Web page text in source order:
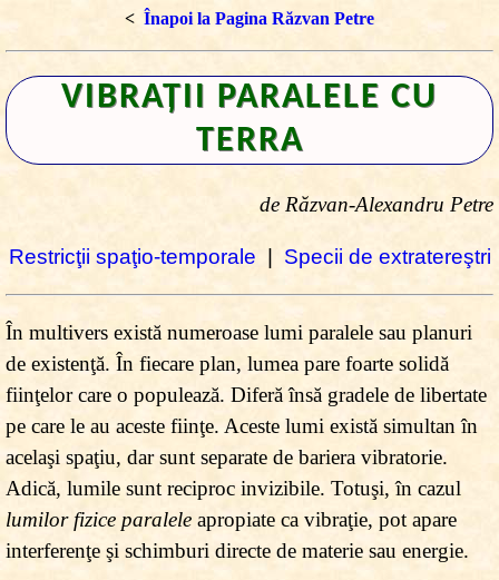
< Înapoi la Pagina Răzvan Petre
VIBRAŢII PARALELE CU
TERRA
de Răzvan-Alexandru Petre
Restricţii spaţio-temporale Specii de extratereştri
În multivers există numeroase lumi paralele sau planuri
de existenţă. În fiecare plan, lumea pare foarte solidă
fiinţelor care o populează. Diferă însă gradele de libertate
pe care le au aceste fiinţe. Aceste lumi există simultan în
acelaşi spaţiu, dar sunt separate de bariera vibratorie.
Adică, lumile sunt reciproc invizibile. Totuşi, în cazul
lumilor fizice paraleleapropiate ca vibraţie, pot apare
interferenţe şi schimburi directe de materie sau energie.